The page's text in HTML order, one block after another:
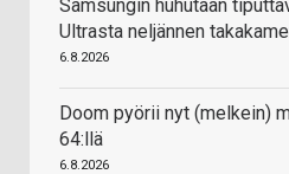
Samsungin huhutaan
Ultrasta neljännen
6.8.2026
Doom pyörii nyt (melkein)
64:llä
6.8.2026